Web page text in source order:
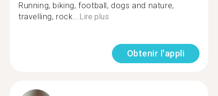
Running, biking, football, dogs and nature,
travelling, rock...Lire plus
Obtenir l'appli